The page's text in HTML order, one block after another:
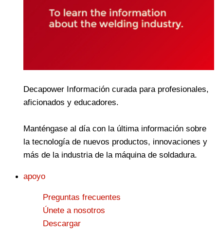
Decapower Información curada para profesionales,
aficionados y educadores.
Manténgase al día con la última información sobre
la tecnología de nuevos productos, innovaciones y
más de la industria de la máquina de soldadura.
apoyo
Preguntas frecuentes
Únete a nosotros
Descargar